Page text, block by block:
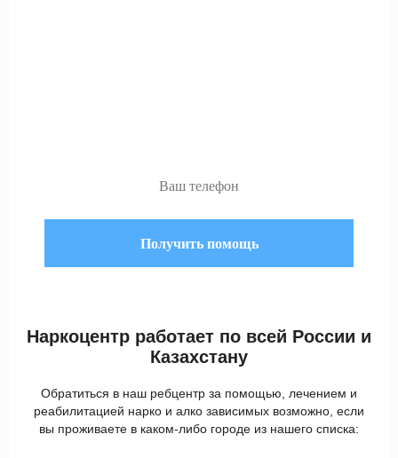
Наркоцентр работает по всей России и
Казахстану
Обратиться в наш ребцентр за помощью, лечением и
реабилитацией нарко и алко зависимых возможно, если
вы проживаете в каком-либо городе из нашего списка: